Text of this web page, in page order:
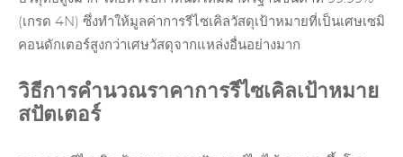
(เกรด 4N) ซึ่งทำให้มูลค่าการรีไซเคิลวัสดุเป้าหมายที่เป็นเศษเซมิ
คอนดักเตอร์สูงกว่าเศษวัสดุจากแหล่งอื่นอย่างมาก
วิธีการคำนวณราคาการรีไซเคิลเป้าหมาย
สปัตเตอร์